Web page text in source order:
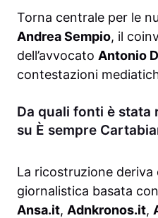
Torna centrale per le
Andrea Sempio, il
dell’avvocato Antonio
contestazioni
Da quali fonti è
su È sempre
La ricostruzione deriva
giornalistica basata
Ansa.it, Adnkronos.it,